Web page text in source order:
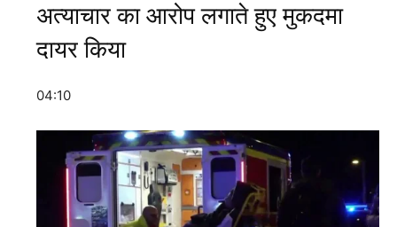
अत्याचार का आरोप लगाते हुए मुकदमा
दायर किया
04:10